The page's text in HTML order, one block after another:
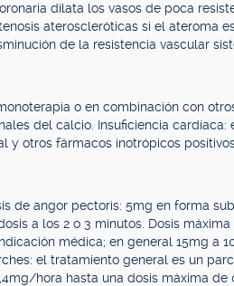
dilata los vasos de poca
ateroscleróticas si el ateroma
de la resistencia vascular
o en combinación con
del calcio. Insuficiencia
y otros fármacos inotrópicos
de angor pectoris: 5mg en forma
a los 2 o 3 minutos. Dosis
médica; en general 15mg a
el tratamiento general es un
hora hasta una dosis máxima